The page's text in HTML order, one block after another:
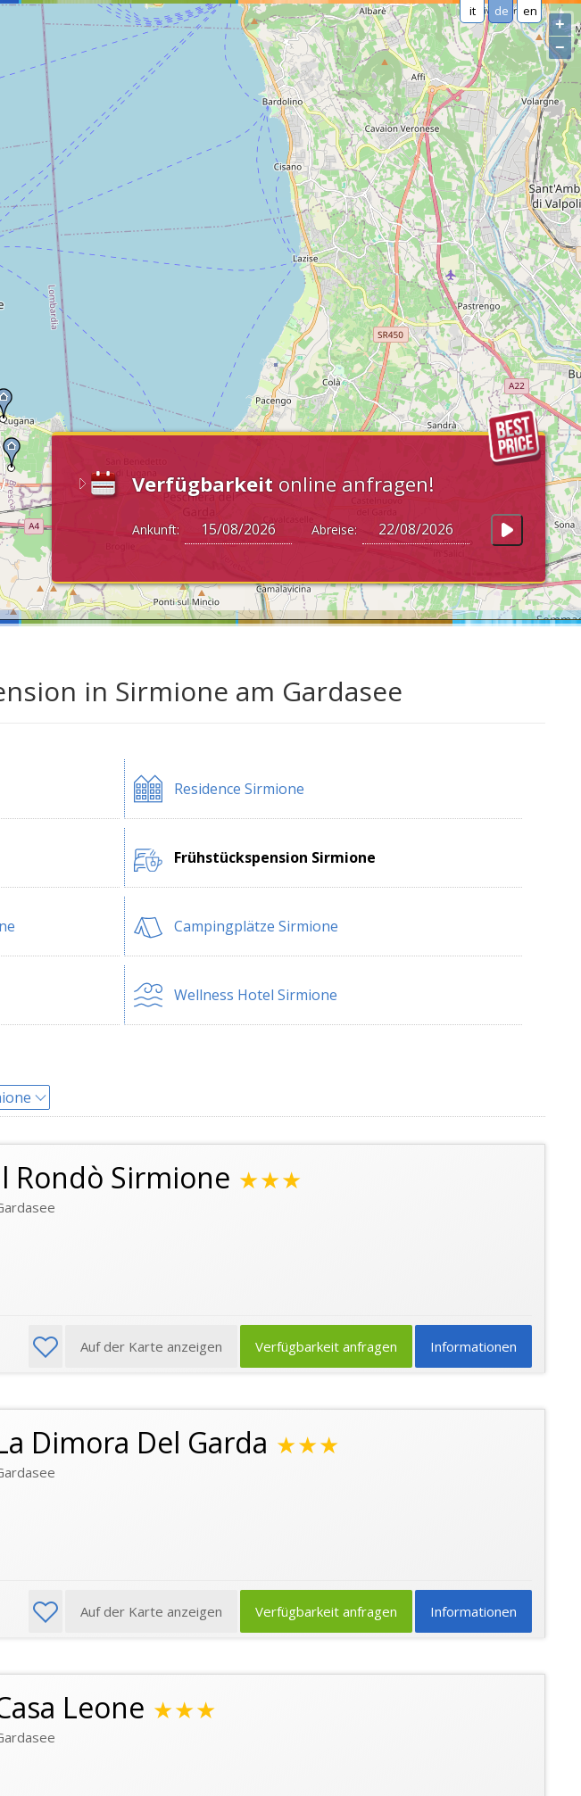
it de en
Verfügbarkeit online anfragen!
Ankunft: Abreise:
+
−
in Sirmione am Gardasee
Residence Sirmione
Frühstückspension Sirmione
Campingplätze Sirmione
Wellness Hotel Sirmione
Rondò Sirmione ★★★
Informationen
Verfügbarkeit anfragen
Auf der Karte anzeigen
Dimora Del Garda ★★★
Informationen
Verfügbarkeit anfragen
Auf der Karte anzeigen
Leone ★★★